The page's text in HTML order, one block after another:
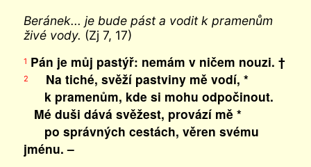
Beránek... je bude pást a vodit k pramenům
živé vody. (Zj 7, 17)
1 Pán je můj pastýř: nemám v ničem nouzi. †
2
Na tiché, svěží pastviny mě vodí, *
k pramenům, kde si mohu odpočinout.
Mé duši dává svěžest, provází mě *
po správných cestách, věren svému
jménu. –